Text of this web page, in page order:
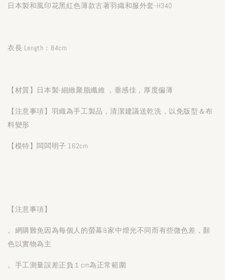
日本製和風印花黑紅色薄款古著羽織和服外套-H340
衣長 Length：84cm
【材質】日本製-細緻聚脂纖維 ，垂感佳，厚度偏薄
【注意事項】羽織為手工製品，清潔建議送乾洗，以免版型＆布
料變形
【模特】闆闆明子 162cm
【注意事項】
。網購難免因為每個人的螢幕&家中燈光不同而有些微色差，顏
色以實物為主
。手工測量誤差正負１cm為正常範圍